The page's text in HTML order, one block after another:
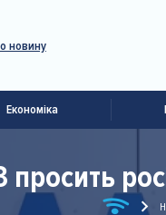
новину
Економіка